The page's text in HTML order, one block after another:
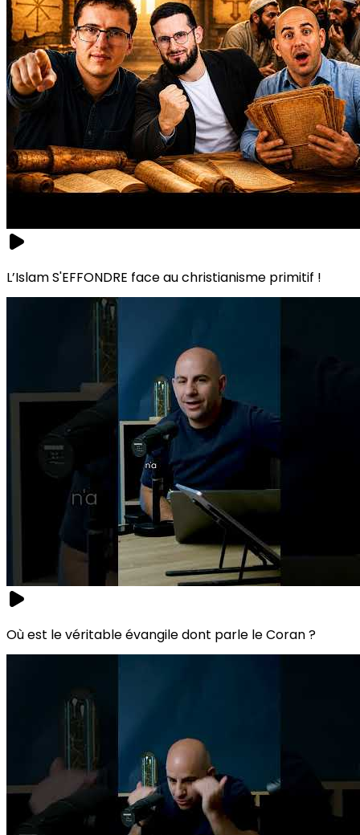
L’Islam S'EFFONDRE face au christianisme primitif !
Où est le véritable évangile dont parle le Coran ?